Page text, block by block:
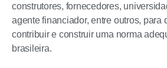
construtores, fornecedores,
agente financiador, entre outros, para
contribuir e construir uma norma
brasileira.